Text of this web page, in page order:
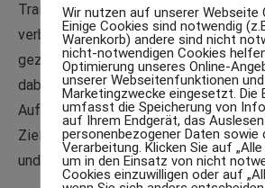
Trainingskonzept, das Bewegung mit
verbindet. Es wurde entwickelt, um das
gezielte Reize weiterzuentwickeln.
dabei aktiv und lösen gleichzeitig
Aufmerksamkeit, Koordination und
Ziel ist es, neue Verbindungen im
und […]
Wir nutzen auf unserer Webseite
Einige Cookies sind notwendig
Warenkorb) andere sind nicht
nicht-notwendigen Cookies
Optimierung unseres Online-
unserer Webseitenfunktionen
Marketingzwecke eingesetzt. Die
umfasst die Speicherung von
auf Ihrem Endgerät, das Auslesen
personenbezogener Daten sowie
Verarbeitung. Klicken Sie auf „Alle
um in den Einsatz von nicht
Cookies einzuwilligen oder auf